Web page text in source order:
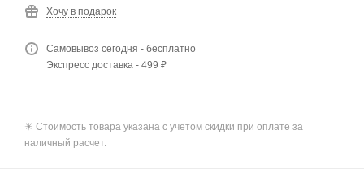
Хочу в подарок
Самовывоз сегодня - бесплатно
Экспресс доставка - 499 ₽
✴️ Стоимость товара указана с учетом скидки при оплате за
наличный расчет.